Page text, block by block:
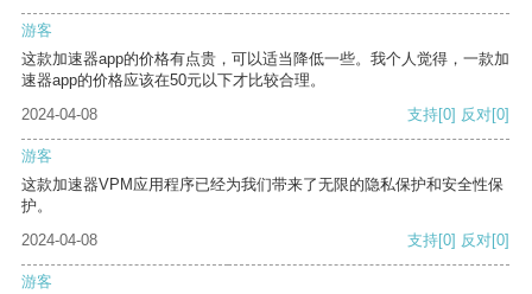
游客
这款加速器app的价格有点贵，可以适当降低一些。我个人觉得，一款加
速器app的价格应该在50元以下才比较合理。
2024-04-08
支持[0] 反对[0]
游客
这款加速器VPM应用程序已经为我们带来了无限的隐私保护和安全性保
护。
2024-04-08
支持[0] 反对[0]
游客